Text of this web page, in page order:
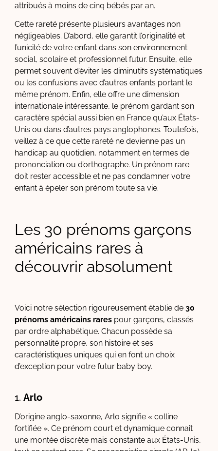
attribués à moins de cinq bébés par an.
Cette rareté présente plusieurs avantages non
négligeables. D’abord, elle garantit l’originalité et
l’unicité de votre enfant dans son environnement
social, scolaire et professionnel futur. Ensuite, elle
permet souvent d’éviter les diminutifs systématiques
ou les confusions avec d’autres enfants portant le
même prénom. Enfin, elle offre une dimension
internationale intéressante, le prénom gardant son
caractère spécial aussi bien en France qu’aux États-
Unis ou dans d’autres pays anglophones. Toutefois,
veillez à ce que cette rareté ne devienne pas un
handicap au quotidien, notamment en termes de
prononciation ou d’orthographe. Un prénom rare
doit rester accessible et ne pas condamner votre
enfant à épeler son prénom toute sa vie.
Les 30 prénoms garçons
américains rares à
découvrir absolument
Voici notre sélection rigoureusement établie de 30
prénoms américains rares pour garçons, classés
par ordre alphabétique. Chacun possède sa
personnalité propre, son histoire et ses
caractéristiques uniques qui en font un choix
d’exception pour votre futur baby boy.
1. Arlo
D’origine anglo-saxonne, Arlo signifie « colline
fortifiée ». Ce prénom court et dynamique connaît
une montée discrète mais constante aux États-Unis,